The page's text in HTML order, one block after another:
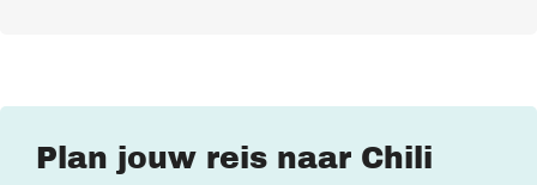
Plan jouw reis naar Chili